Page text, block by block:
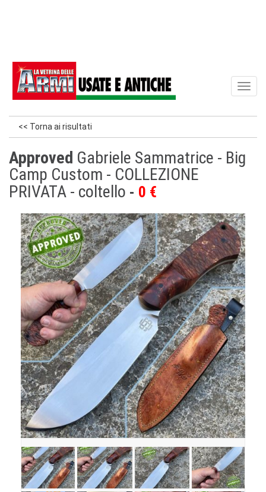
<< Torna ai risultati
Approved Gabriele Sammatrice - Big
Camp Custom - COLLEZIONE
PRIVATA - coltello
0 €